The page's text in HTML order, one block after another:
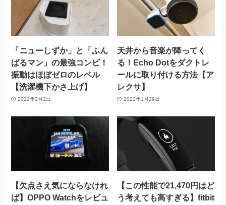
「ニューしずか」と「ふん
ばるマン」の最強コンビ！
振動はほぼゼロのレベル
【洗濯機下かさ上げ】
2022年2月2日
天井から音楽が降ってく
る！Echo Dotをダクトレ
ールに取り付ける方法【ア
レクサ】
2022年1月29日
【欠点さえ気にならなけれ
ば】OPPO Watchをレビュ
【この性能で21,470円はど
う考えても高すぎる】fitbit